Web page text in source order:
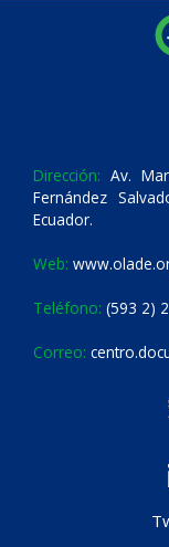
Dirección: Av.
Fernández
Ecuador.
Web:
Teléfono: (593 2)
Correo: